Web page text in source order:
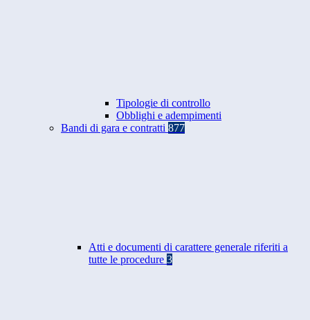
Tipologie di controllo
Obblighi e adempimenti
Bandi di gara e contratti 877
Atti e documenti di carattere generale riferiti a
tutte le procedure 3